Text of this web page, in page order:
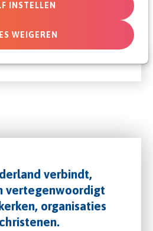
INSTELLEN
WEIGEREN
verbindt,
vertegenwoordigt
organisaties